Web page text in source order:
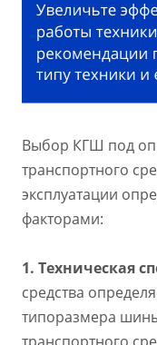
Выбор КГШ под
транспортного
эксплуатации
факторами:
1. Техническая
средства
типоразмера